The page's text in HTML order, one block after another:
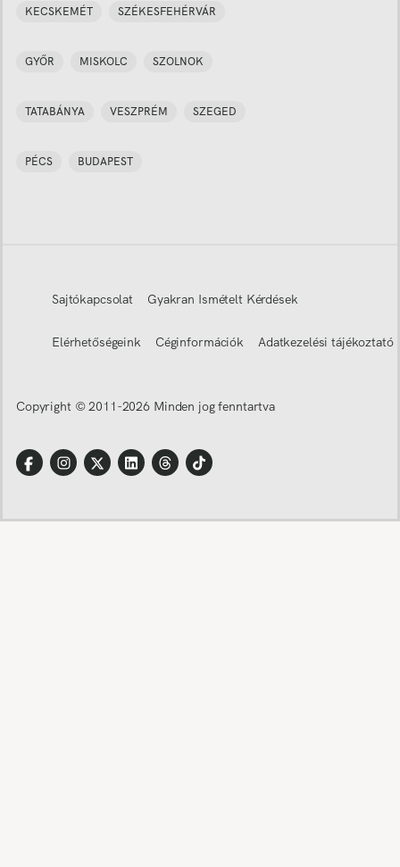
KECSKEMÉT SZÉKESFEHÉRVÁR
GYŐR MISKOLC SZOLNOK
TATABÁNYA VESZPRÉM SZEGED
PÉCS BUDAPEST
Sajtókapcsolat Gyakran Ismételt Kérdések
Elérhetőségeink Céginformációk Adatkezelési tájékoztató
Copyright © 2011-2026 Minden jog fenntartva